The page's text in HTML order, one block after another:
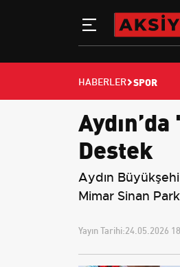
HABERLER SPOR
Destek
Aydın
Mimar Sinan
Yayın Tarihi:24.05.2026